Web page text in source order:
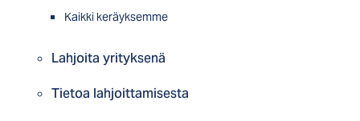
Kaikki keräyksemme
Lahjoita yrityksenä
Tietoa lahjoittamisesta